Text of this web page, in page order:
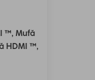
™, Mufă
HDMI ™,